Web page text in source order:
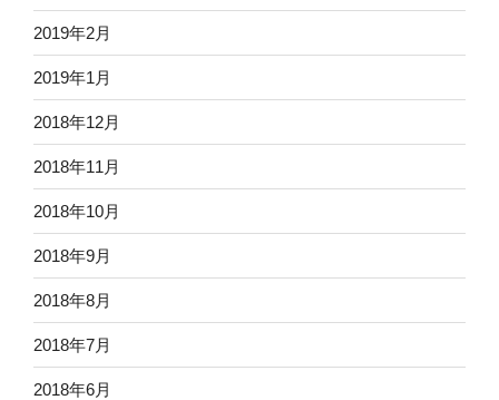
2019年2月
2019年1月
2018年12月
2018年11月
2018年10月
2018年9月
2018年8月
2018年7月
2018年6月